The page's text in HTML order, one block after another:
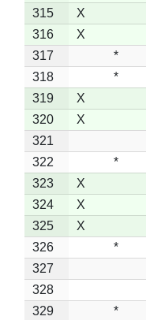
315
X
316
X
317
*
318
*
319
X
320
X
321
322
*
323
X
324
X
325
X
326
*
327
328
329
*